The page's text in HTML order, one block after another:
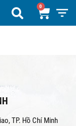
TP. Hồ Chí Minh